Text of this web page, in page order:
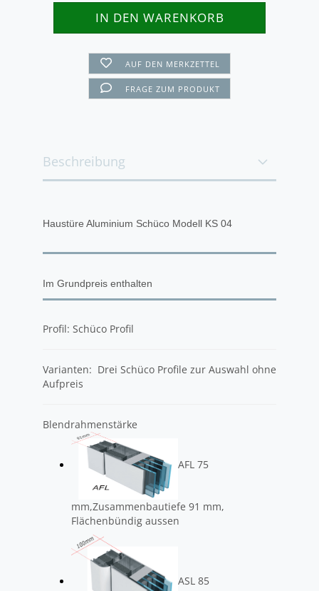
AUF DEN MERKZETTEL
FRAGE ZUM PRODUKT
Beschreibung
Haustüre Aluminium Schüco Modell KS 04
Im Grundpreis enthalten
Profil: Schüco Profil
Varianten: Drei Schüco Profile zur Auswahl ohne
Aufpreis
Blendrahmenstärke
AFL 75
mm,Zusammenbautiefe 91 mm,
Flächenbündig aussen
ASL 85